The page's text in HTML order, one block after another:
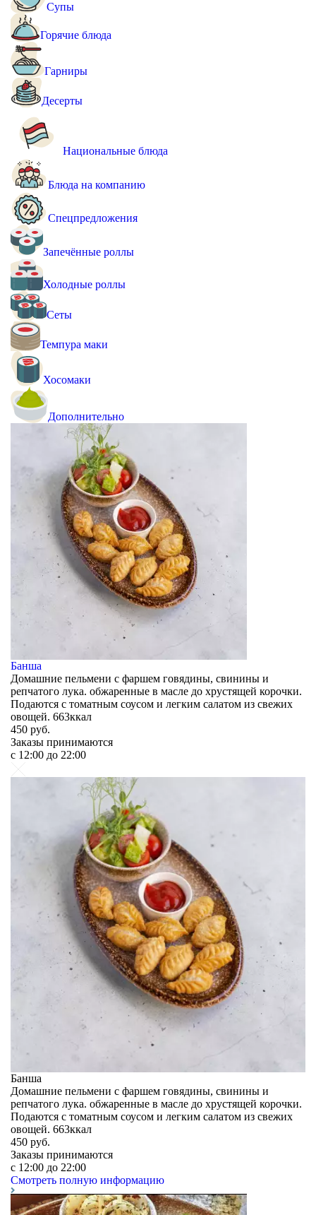
Супы
Горячие блюда
Гарниры
Десерты
Национальные блюда
Блюда на компанию
Спецпредложения
Запечённые роллы
Холодные роллы
Сеты
Темпура маки
Хосомаки
Дополнительно
Банша
Домашние пельмени с фаршем говядины, свинины и
репчатого лука. обжаренные в масле до хрустящей корочки.
Подаются с томатным соусом и легким салатом из свежих
овощей. 663ккал
450 руб.
Заказы принимаются
c 12:00 до 22:00
Банша
Домашние пельмени с фаршем говядины, свинины и
репчатого лука. обжаренные в масле до хрустящей корочки.
Подаются с томатным соусом и легким салатом из свежих
овощей. 663ккал
450 руб.
Заказы принимаются
c 12:00 до 22:00
Смотреть полную информацию